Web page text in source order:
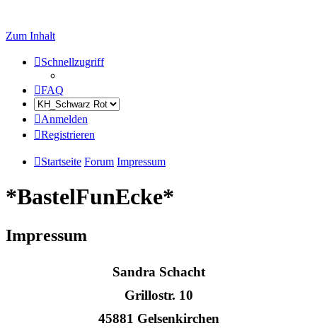
Zum Inhalt
Schnellzugriff
FAQ
Anmelden
Registrieren
Startseite Forum Impressum
*BastelFunEcke*
Impressum
Sandra Schacht
Grillostr. 10
45881 Gelsenkirchen